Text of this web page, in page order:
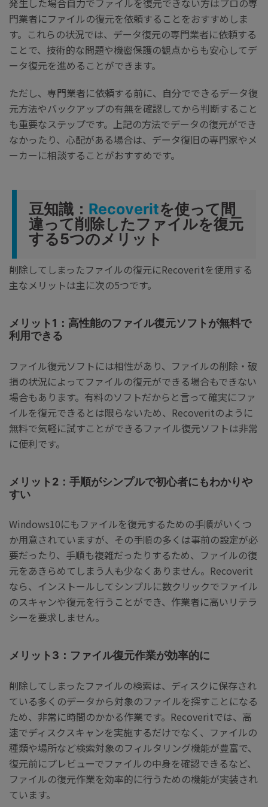
発生した場合自力でファイルを復元できない方はプロの専
門業者にファイルの復元を依頼することをおすすめしま
す。これらの状況では、データ復元の専門業者に依頼する
ことで、技術的な問題や機密保護の観点からも安心してデ
ータ復元を進めることができます。
ただし、専門業者に依頼する前に、自分でできるデータ復
元方法やバックアップの有無を確認してから判断すること
も重要なステップです。上記の方法でデータの復元ができ
なかったり、心配がある場合は、データ復旧の専門家やメ
ーカーに相談することがおすすめです。
豆知識： Recoveritを使って間
違って削除したファイルを復元
する5つのメリット
削除してしまったファイルの復元にRecoveritを使用する
主なメリットは主に次の5つです。
メリット1：高性能のファイル復元ソフトが無料で
利用できる
ファイル復元ソフトには相性があり、ファイルの削除・破
損の状況によってファイルの復元ができる場合もできない
場合もあります。有料のソフトだからと言って確実にファ
イルを復元できるとは限らないため、Recoveritのように
無料で気軽に試すことができるファイル復元ソフトは非常
に便利です。
メリット2：手順がシンプルで初心者にもわかりや
すい
Windows10にもファイルを復元するための手順がいくつ
か用意されていますが、その手順の多くは事前の設定が必
要だったり、手順も複雑だったりするため、ファイルの復
元をあきらめてしまう人も少なくありません。Recoverit
なら、インストールしてシンプルに数クリックでファイル
のスキャンや復元を行うことができ、作業者に高いリテラ
シーを要求しません。
メリット3：ファイル復元作業が効率的に
削除してしまったファイルの検索は、ディスクに保存され
ている多くのデータから対象のファイルを探すことになる
ため、非常に時間のかかる作業です。Recoveritでは、高
速でディスクスキャンを実施するだけでなく、ファイルの
種類や場所など検索対象のフィルタリング機能が豊富で、
復元前にプレビューでファイルの中身を確認できるなど、
ファイルの復元作業を効率的に行うための機能が実装され
ています。